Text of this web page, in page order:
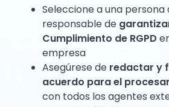
Seleccione a una persona
responsable de
Cumplimiento de RGPD
empresa
Asegúrese de redactar y
acuerdo para el
con todos los agentes